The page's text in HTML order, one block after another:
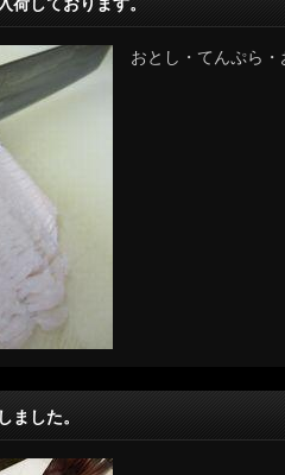
荷しております。
おとし・てんぷら・
ました。